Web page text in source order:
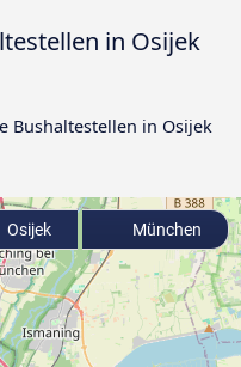
in Osijek
Bushaltestellen in Osijek
Osijek München